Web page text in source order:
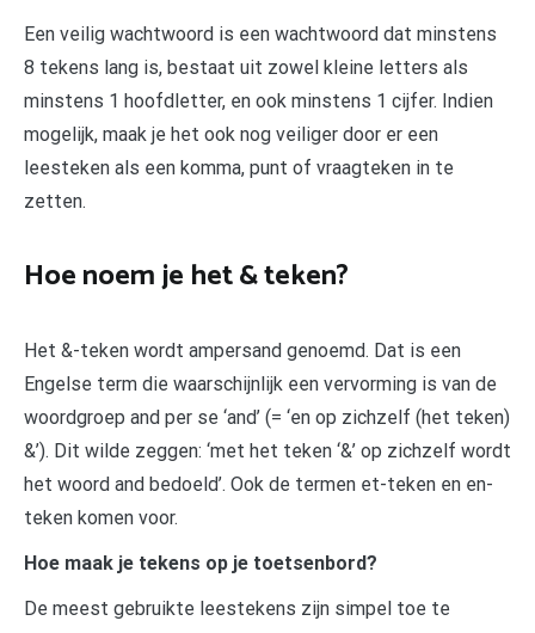
Een veilig wachtwoord is een wachtwoord dat minstens
8 tekens lang is, bestaat uit zowel kleine letters als
minstens 1 hoofdletter, en ook minstens 1 cijfer. Indien
mogelijk, maak je het ook nog veiliger door er een
leesteken als een komma, punt of vraagteken in te
zetten.
Hoe noem je het & teken?
Het &-teken wordt ampersand genoemd. Dat is een
Engelse term die waarschijnlijk een vervorming is van de
woordgroep and per se ‘and’ (= ‘en op zichzelf (het teken)
&’). Dit wilde zeggen: ‘met het teken ‘&’ op zichzelf wordt
het woord and bedoeld’. Ook de termen et-teken en en-
teken komen voor.
Hoe maak je tekens op je toetsenbord?
De meest gebruikte leestekens zijn simpel toe te